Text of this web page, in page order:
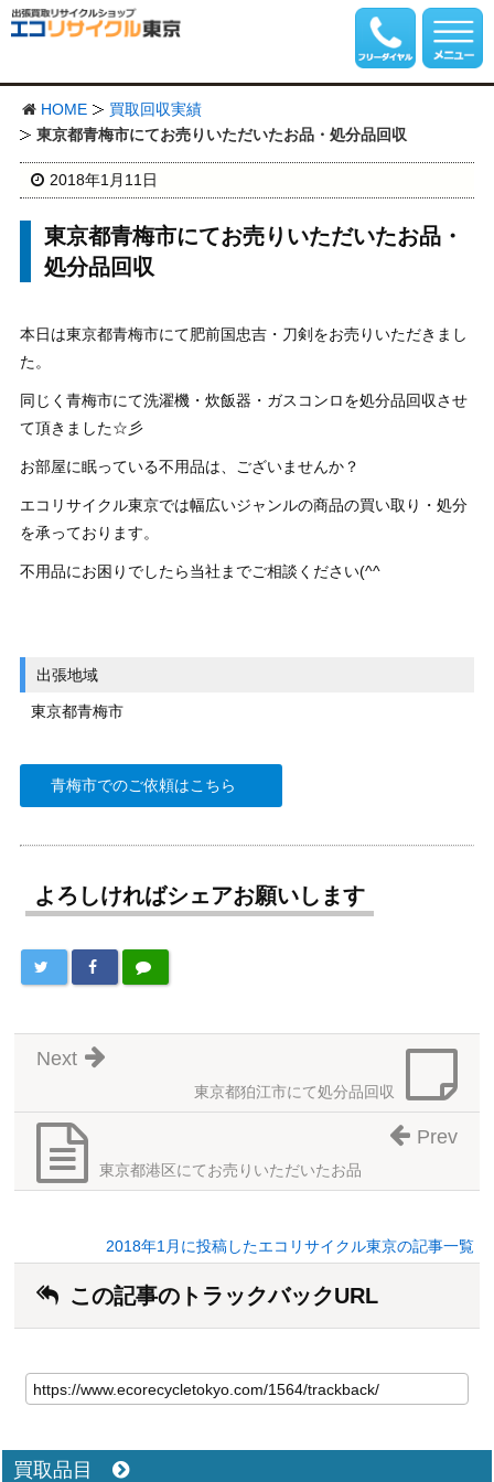
HOME
買取回収実績
東京都青梅市にてお売りいただいたお品・処分品回収
2018年1月11日
東京都青梅市にてお売りいただいたお品・
処分品回収
本日は東京都青梅市にて肥前国忠吉・刀剣をお売りいただきまし
た。
同じく青梅市にて洗濯機・炊飯器・ガスコンロを処分品回収させ
て頂きました☆彡
お部屋に眠っている不用品は、ございませんか？
エコリサイクル東京では幅広いジャンルの商品の買い取り・処分
を承っております。
不用品にお困りでしたら当社までご相談ください(^^
出張地域
東京都青梅市
青梅市でのご依頼はこちら
よろしければシェアお願いします
東京都狛江市にて処分品回収
Next
東京都港区にてお売りいただいたお品
Prev
2018年1月に投稿したエコリサイクル東京の記事一覧
この記事のトラックバックURL
買取品目